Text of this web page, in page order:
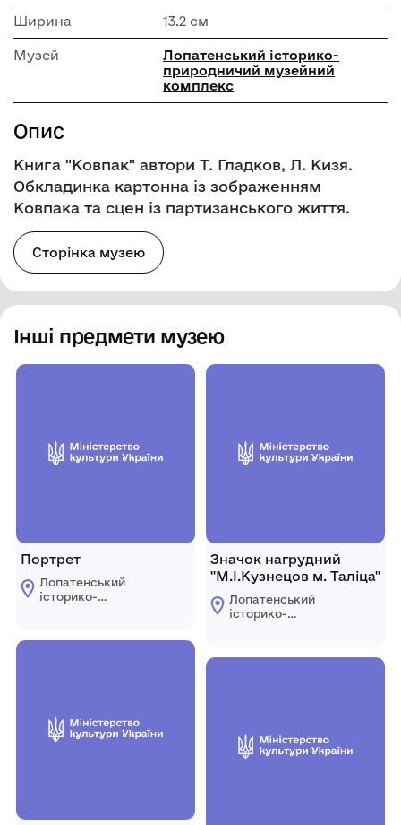
Ширина 13.2 см
Музей
Лопатенський історико-
природничий музейний
комплекс
Опис
Книга "Ковпак" автори Т. Гладков, Л. Кизя.
Обкладинка картонна із зображенням
Ковпака та сцен із партизанського життя.
Сторінка музею
Інші предмети музею
Портрет
Лопатенський
історико-
Значок нагрудний
"М.І.Кузнецов м. Таліца"
Лопатенський
історико-